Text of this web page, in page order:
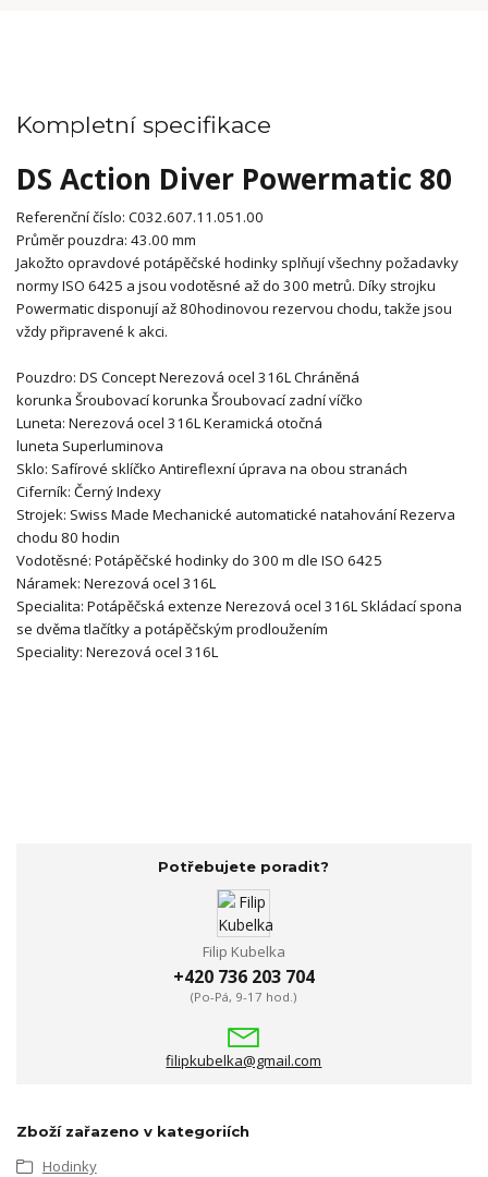
Kompletní specifikace
DS Action Diver Powermatic 80
Referenční číslo: C032.607.11.051.00
Průměr pouzdra: 43.00 mm
Jakožto opravdové potápěčské hodinky splňují všechny požadavky
normy ISO 6425 a jsou vodotěsné až do 300 metrů. Díky strojku
Powermatic disponují až 80hodinovou rezervou chodu, takže jsou
vždy připravené k akci.
Pouzdro: DS ConceptNerezová ocel 316LChráněná
korunka Šroubovací korunka Šroubovací zadní víčko
Luneta: Nerezová ocel 316LKeramická otočná
luneta Superluminova
Sklo: Safírové sklíčko Antireflexní úprava na obou stranách
Ciferník: ČernýIndexy
Strojek: Swiss Made Mechanické automatické natahováníRezerva
chodu 80 hodin
Vodotěsné: Potápěčské hodinky do 300 m dle ISO 6425
Náramek: Nerezová ocel 316L
Specialita: Potápěčská extenze Nerezová ocel 316L Skládací spona
se dvěma tlačítky a potápěčským prodloužením
Speciality: Nerezová ocel 316L
Potřebujete poradit?
Filip Kubelka
+420 736 203 704
(Po-Pá, 9-17 hod.)
filipkubelka@gmail.com
Zboží zařazeno v kategoriích
Hodinky